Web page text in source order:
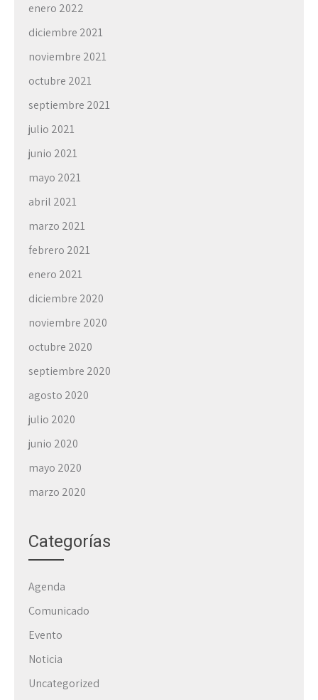
enero 2022
diciembre 2021
noviembre 2021
octubre 2021
septiembre 2021
julio 2021
junio 2021
mayo 2021
abril 2021
marzo 2021
febrero 2021
enero 2021
diciembre 2020
noviembre 2020
octubre 2020
septiembre 2020
agosto 2020
julio 2020
junio 2020
mayo 2020
marzo 2020
Categorías
Agenda
Comunicado
Evento
Noticia
Uncategorized